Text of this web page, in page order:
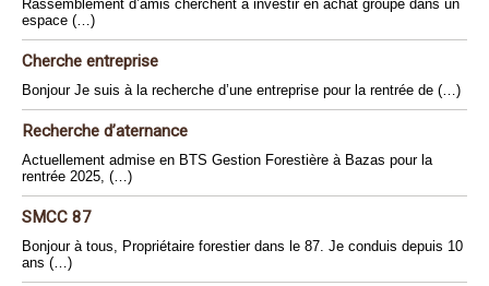
Rassemblement d’amis cherchent à investir en achat groupé dans un
espace (…)
Cherche entreprise
Bonjour Je suis à la recherche d’une entreprise pour la rentrée de (…)
Recherche d’aternance
Actuellement admise en BTS Gestion Forestière à Bazas pour la
rentrée 2025, (…)
SMCC 87
Bonjour à tous, Propriétaire forestier dans le 87. Je conduis depuis 10
ans (…)